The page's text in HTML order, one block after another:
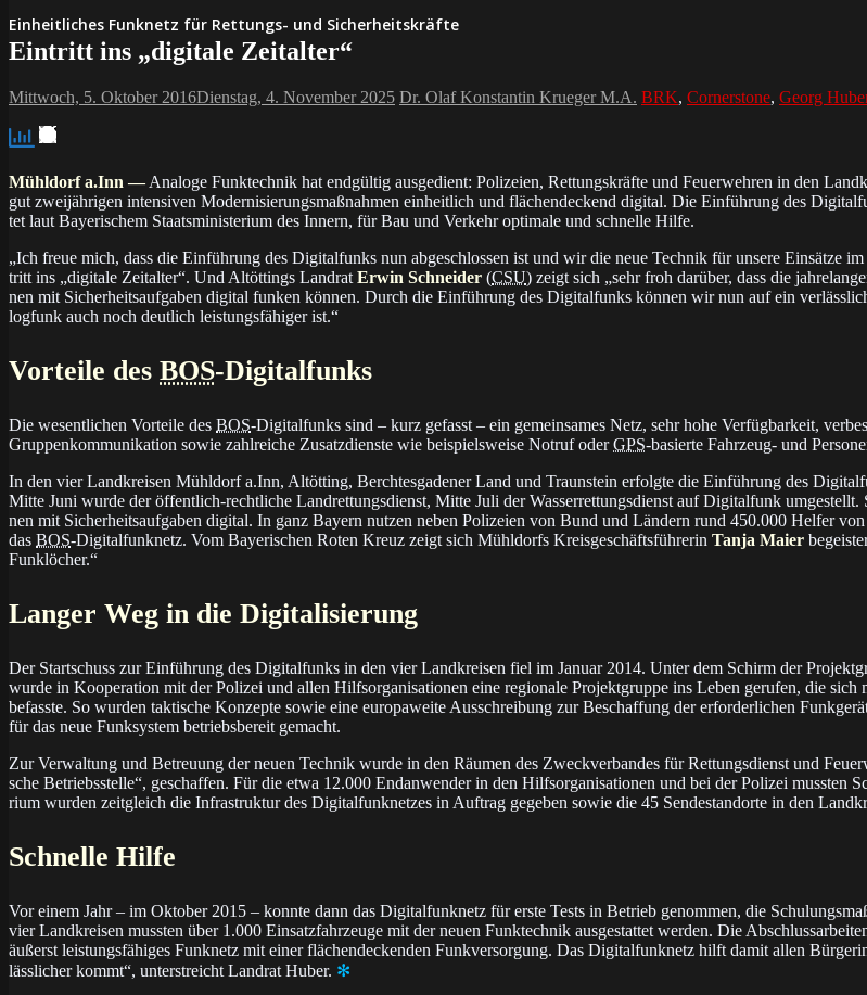
Einheitliches Funknetz für Rettungs- und Sicherheitskräfte
Eintritt ins „digitale Zeitalter“
Mittwoch, 5. Oktober 2016Dienstag, 4. November 2025 Dr. Olaf Konstantin Krueger M.A. BRK, Cornerstone, Georg
Mühldorf a.Inn —Analoge Funktechnik hat end­gül­tig aus­ge­dient: Po­li­zeien, Ret­tungs­kräf­te und Feuer­weh­ren in den
gut zwei­jäh­ri­gen in­ten­si­ven Mo­der­ni­sie­rungs­maß­nah­men ein­heit­lich und flä­chen­de­ckend digital. Die Ein­füh­rung des
tet laut Baye­ri­schem Staats­mi­nis­te­rium des Innern, für Bau und Ver­kehr op­ti­ma­le und schnel­le Hilfe.
„Ich freue mich, dass die Ein­füh­rung des Di­gi­tal­funks nun ab­ge­schlos­sen ist und wir die neue Tech­nik für un­se­re Ein­sät­ze
tritt ins „di­gi­ta­le Zeit­al­ter“. Und Alt­öt­tings Land­rat Erwin Schneider (CSU) zeigt sich „sehr froh da­rüber, dass die
nen mit Si­cher­heits­auf­ga­ben di­gi­tal fun­ken kön­nen. Durch die Ein­füh­rung des Di­gi­tal­funks kön­nen wir nun auf ein
log­funk auch noch deut­lich leis­tungs­fä­hi­ger ist.“
Vorteile des BOS-Digitalfunks
Die wesentlichen Vorteile des BOS-Digitalfunks sind – kurz ge­fasst – ein ge­mein­sa­mes Netz, sehr ho­he Ver­füg­bar­keit,
Grup­pen­kom­mu­ni­ka­tion so­wie zahl­rei­che Zu­satz­diens­te wie bei­spiels­wei­se Not­ruf oderGPS-ba­sier­te Fahr­zeug- und
In den vier Landkreisen Mühldorf a.Inn, Altötting, Berchtesgadener Land und Traunstein er­folg­te die Ein­füh­rung des
Mit­te Ju­ni wur­de der öf­fent­lich-recht­li­che Land­ret­tungs­dienst, Mit­te Ju­li der Was­ser­ret­tungs­dienst auf Di­gi­tal­funk
nen mit Si­cher­heits­auf­ga­ben di­gi­tal. In ganz Bayern nut­zen ne­ben Po­li­zei­en von Bund und Län­dern rund 450.000 Hel­fer
das BOS-Di­gi­tal­funk­netz. Vom Baye­ri­schen Roten Kreuz zeigt sich Mühldorfs Kreis­ge­schäfts­füh­re­rin Tanja Maier
Funklöcher.“
Langer Weg in die Digitalisierung
Der Startschuss zur Einführung des Digitalfunks in den vier Land­krei­sen fiel im Ja­nu­ar 2014. Un­ter dem Schirm der
wur­de in Ko­opera­tion mit der Po­li­zei und al­len Hilfs­or­ga­ni­sa­tio­nen ei­ne re­gio­na­le Pro­jekt­grup­pe ins Le­ben ge­ru­fen, die
be­fass­te. So wur­den tak­ti­sche Kon­zep­te so­wie ei­ne eu­ro­pa­wei­te Aus­schrei­bung zur Be­schaf­fung der er­for­der­li­chen
für das neue Funk­sys­tem be­triebs­be­reit gemacht.
Zur Verwaltung und Betreuung der neuen Technik wur­de in den Räu­men des Zweck­ver­ban­des für Ret­tungs­dienst und
sche Be­triebs­stel­le“, ge­schaf­fen. Für die etwa 12.000 End­an­wen­der in den Hilfs­or­ga­ni­sa­tio­nen und bei der Polizei muss­ten
rium wur­den zeit­gleich die In­fra­struk­tur des Di­gi­tal­funk­net­zes in Auf­trag ge­ge­ben so­wie die 45 Sen­de­stand­or­te in den
Schnelle Hilfe
Vor einem Jahr – im Oktober 2015 – konn­te dann das Di­gi­tal­funk­netz für ers­te Tests in Be­trieb ge­nom­men, die
vier Land­krei­sen muss­ten über 1.000 Ein­satz­fahr­zeu­ge mit der neuen Funk­tech­nik aus­ge­stat­tet wer­den. Die
äu­ßerst leis­tungs­fä­hi­ges Funk­netz mit ei­ner flä­chen­de­cken­den Funk­ver­sor­gung. Das Di­gi­tal­funk­netz hilft da­mit al­len
läss­li­cher kommt“, un­ter­streicht Land­rat Huber. ✻